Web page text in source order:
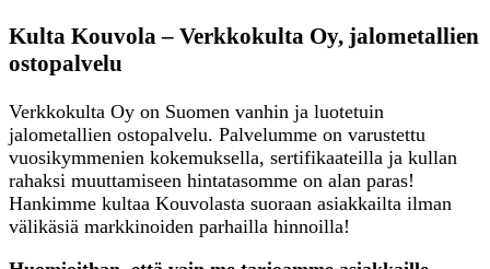
Kulta Kouvola – Verkkokulta Oy, jalometallien
ostopalvelu
Verkkokulta Oy on Suomen vanhin ja luotetuin
jalometallien ostopalvelu. Palvelumme on varustettu
vuosikymmenien kokemuksella, sertifikaateilla ja kullan
rahaksi muuttamiseen hintatasomme on alan paras!
Hankimme kultaa Kouvolasta suoraan asiakkailta ilman
välikäsiä markkinoiden parhailla hinnoilla!